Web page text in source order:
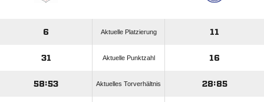
6 Aktuelle Platzierung 11
31 Aktuelle Punktzahl 16
58:53 Aktuelles Torverhältnis 28:85